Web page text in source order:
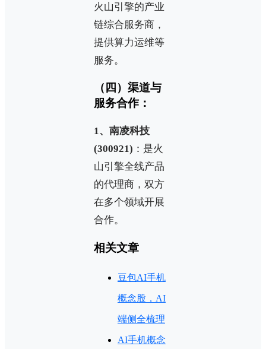
火山引擎的产业
链综合服务商，
提供算力运维等
服务。
（四）渠道与
服务合作：
1、南凌科技
(300921) ：是火
山引擎全线产品
的代理商，双方
在多个领域开展
合作。
相关文章
豆包AI手机
概念股，AI
端侧全梳理
AI手机概念